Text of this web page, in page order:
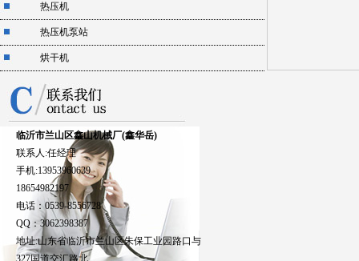
热压机
热压机泵站
烘干机
临沂市兰山区鑫山机械厂(鑫华岳)
联系人:任经理
手机:13953960639
18654982197
电话：0539-8556728
QQ：3062398387
地址:山东省临沂市兰山区朱保工业园路口与
327国道交汇路北